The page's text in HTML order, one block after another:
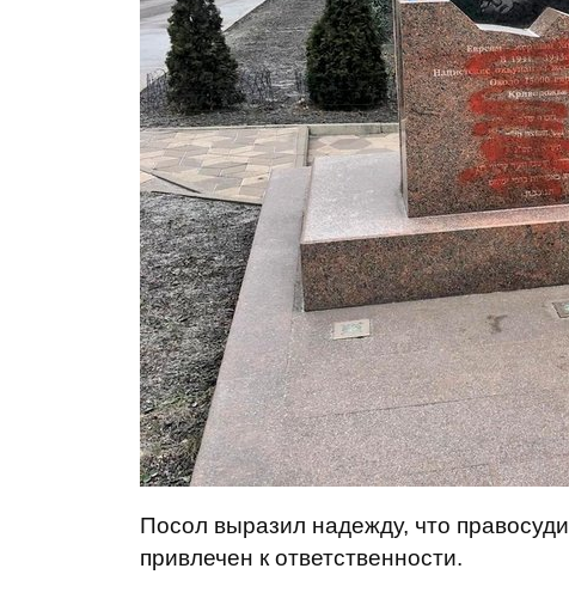
Посол выразил надежду, что
привлечен к ответственности.